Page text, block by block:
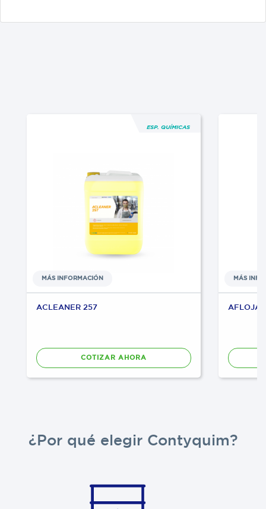
ESP. QUÍMICAS
MÁS INFORMACIÓN
ACLEANER 257
COTIZAR AHORA
MÁS
¿Por qué elegir Contyquim?